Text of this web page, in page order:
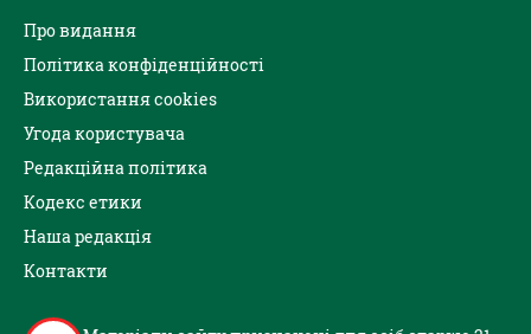
Про видання
Політика конфіденційності
Використання cookies
Угода користувача
Редакційна політика
Кодекс етики
Наша редакція
Контакти